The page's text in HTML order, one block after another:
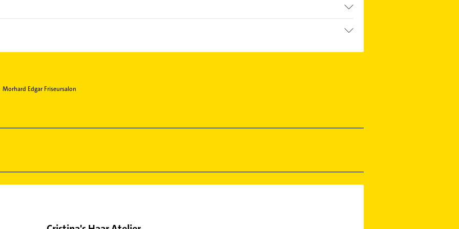
Morhard Edgar Friseursalon